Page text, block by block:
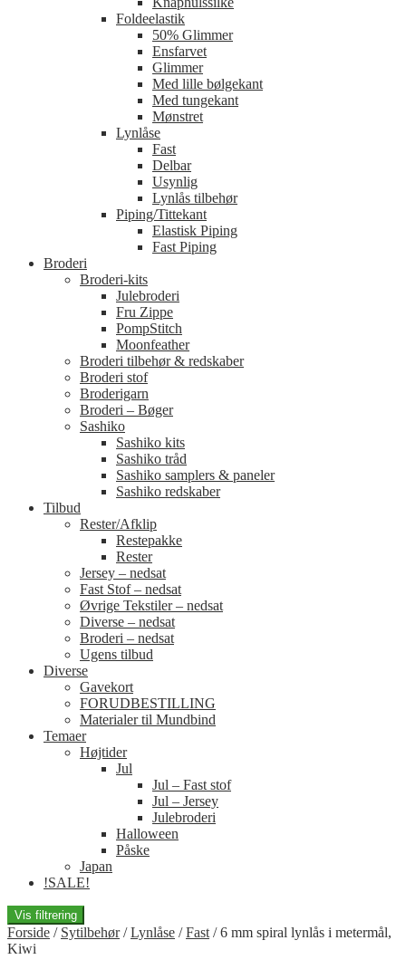
Foldeelastik
50% Glimmer
Ensfarvet
Glimmer
Med lille bølgekant
Med tungekant
Mønstret
Lynlåse
Fast
Delbar
Usynlig
Lynlås tilbehør
Piping/Tittekant
Elastisk Piping
Fast Piping
Broderi
Broderi-kits
Julebroderi
Fru Zippe
PompStitch
Moonfeather
Broderi tilbehør & redskaber
Broderi stof
Broderigarn
Broderi – Bøger
Sashiko
Sashiko kits
Sashiko tråd
Sashiko samplers & paneler
Sashiko redskaber
Tilbud
Rester/Afklip
Restepakke
Rester
Jersey – nedsat
Fast Stof – nedsat
Øvrige Tekstiler – nedsat
Diverse – nedsat
Broderi – nedsat
Ugens tilbud
Diverse
Gavekort
FORUDBESTILLING
Materialer til Mundbind
Temaer
Højtider
Jul
Jul – Fast stof
Jul – Jersey
Julebroderi
Halloween
Påske
Japan
!SALE!
Vis filtrering
Forside / Sytilbehør/Lynlåse /Fast /6 mm spiral lynlås i metermål,
Kiwi